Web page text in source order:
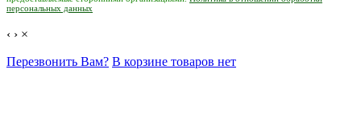
персональных данных
‹ › ×
Перезвонить Вам? В корзине товаров нет